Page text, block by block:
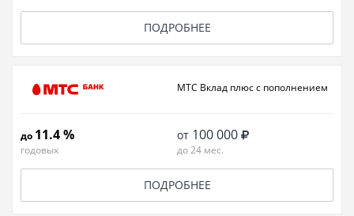
ПОДРОБНЕЕ
МТС Вклад плюс с пополнением
до 11.4 %
годовых
от 100 000
до 24 мес.
ПОДРОБНЕЕ